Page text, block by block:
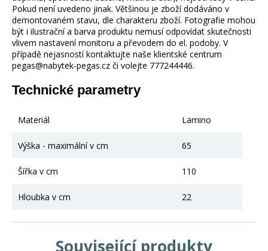
Pokud není uvedeno jinak. Většinou je zboží dodáváno v
demontovaném stavu, dle charakteru zboží. Fotografie mohou
být i ilustrační a barva produktu nemusí odpovídat skutečnosti
vlivem nastavení monitoru a převodem do el. podoby. V
případě nejasností kontaktujte naše klientské centrum
pegas@nabytek-pegas.cz či volejte 777244446.
Technické parametry
Materiál Lamino
Výška - maximální v cm 65
Šířka v cm 110
Hloubka v cm 22
Související produkty